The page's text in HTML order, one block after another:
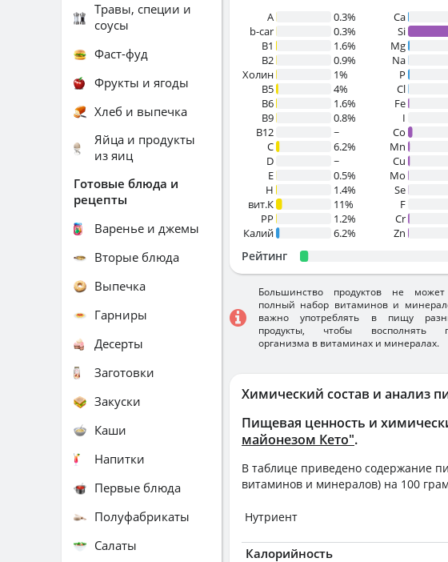
Химический состав и анализ
Пищевая ценность и
майонезом Кето".
В таблице приведено содержание
витаминов и минералов) на 100
Нутриент
Калорийность
A
0.3%
b-car
0.3%
В1
1.6%
B2
0.9%
Холин
1%
B5
4%
B6
1.6%
B9
0.8%
B12
~
C
6.2%
D
~
E
0.5%
H
1.4%
вит.К
11%
PP
1.2%
Калий
6.2%
Ca
Si
Mg
Na
P
Cl
Fe
I
Co
Mn
Cu
Mo
Se
F
Cr
Zn
Рейтинг
Большинство продуктов не может
полный набор витаминов и
важно употреблять в пищу
продукты, чтобы восполнять
организма в витаминах и минералах.
Травы, специи и
соусы
Фаст-фуд
Фрукты и ягоды
Хлеб и выпечка
Яйца и продукты
из яиц
Готовые блюда и
рецепты
Варенье и джемы
Вторые блюда
Выпечка
Гарниры
Десерты
Заготовки
Закуски
Каши
Напитки
Первые блюда
Полуфабрикаты
Салаты